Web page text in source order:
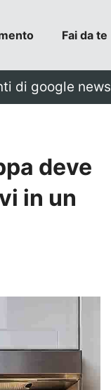
Fai da te
di google news
deve
in un